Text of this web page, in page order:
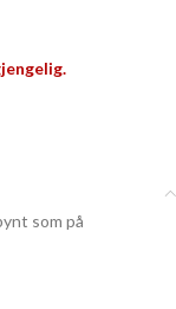
som på